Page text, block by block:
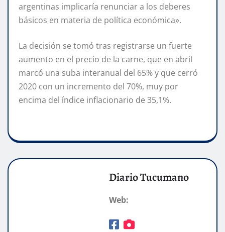
argentinas implicaría renunciar a los deberes
básicos en materia de política económica».
La decisión se tomó tras registrarse un fuerte
aumento en el precio de la carne, que en abril
marcó una suba interanual del 65% y que cerró
2020 con un incremento del 70%, muy por
encima del índice inflacionario de 35,1%.
Diario Tucumano
Web: